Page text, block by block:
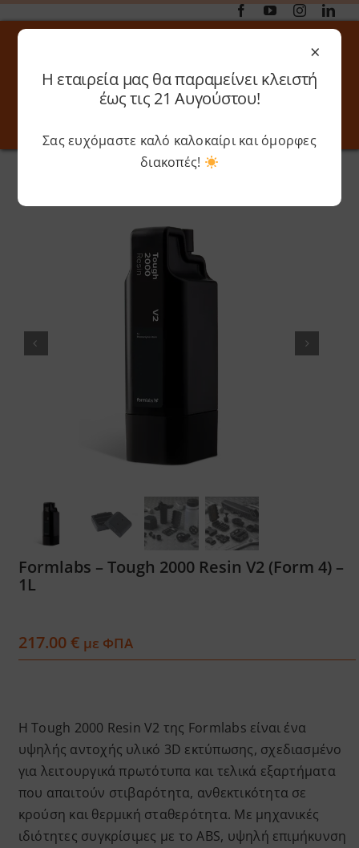
Μετάβαση
στο
Αναζήτηση
Toggle
Online 3D Printing
Outlet
Software
Blog
Toggle
Λογαριασμός
Formlabs – Tough 2000 Resin V2 (Form
Formlabs – Tough 2000 Resin V2 (Form 4) –
1L
217.00€ με ΦΠΑ
Η Tough 2000 Resin V2 της Formlabs είναι ένα
υψηλής αντοχής υλικό 3D εκτύπωσης, σχεδιασμένο
για λειτουργικά πρωτότυπα και τελικά εξαρτήματα
που απαιτούν στιβαρότητα, ανθεκτικότητα σε
κρούση και θερμική σταθερότητα. Με μηχανικές
ιδιότητες συγκρίσιμες με το ABS, υψηλή επιμήκυνση
×
Η εταιρεία μας θα παραμείνει κλειστή
έως τις 21 Αυγούστου!
Σας ευχόμαστε καλό καλοκαίρι και όμορφες
διακοπές!